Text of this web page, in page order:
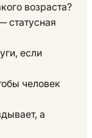
возраста?
статусная
если
человек
а